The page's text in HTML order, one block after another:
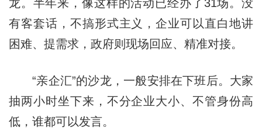
龙。半年来，像这样的活动已经办了31场。没
有客套话，不搞形式主义，企业可以直白地讲
困难、提需求，政府则现场回应、精准对接。
“亲企汇”的沙龙，一般安排在下班后。大家
抽两小时坐下来，不分企业大小、不管身份高
低，谁都可以发言。